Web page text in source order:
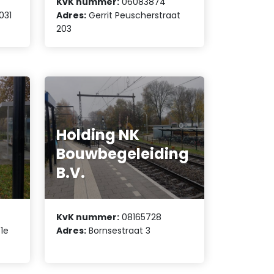
Adres: Gerrit Peuscherstraat
203
Holding NK
Bouwbegeleiding
B.V.
KvK nummer: 08165728
Adres: Bornsestraat 3